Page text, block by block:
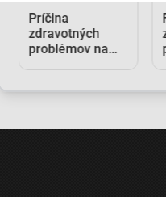
Príčina
zdravotných
problémov na
ostáva nejasná.